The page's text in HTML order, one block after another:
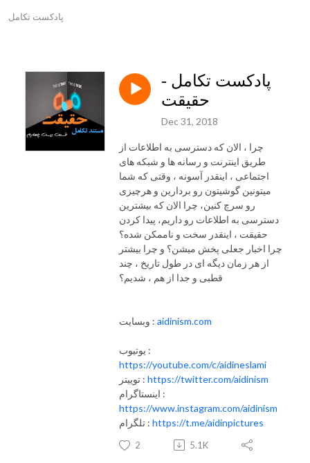
پادکست تکامل
پادکست تکامل -
حقیقت
Dec 31, 2018
چرا ، الان که دسترسی به اطلاعات از
طریق اینترنت و رسانه ها و شبکه های
اجتماعی ، اینقدر آسونه ، وقتی که شما
میتونین گوشیتون رو بردارین و هرچیزی
رو سرچ کنین، چرا الان که بیشترین
دسترسی به اطلاعات رو داریم، پیدا کردن
حقیقت ، اینقدر سخت و ناممکن شده؟
چرا اخبار جعلی پخش میشن؟ و چرا بیشتر
از هر زمان دیگه ای در طول تاریخ ، چند
قطبی و جدا از هم ، شدیم؟
وبسایت : aidinism.com
یوتیوب :
https://youtube.com/c/aidineslami
توییتر : https://twitter.com/aidinism
اینستاگرام :
https://www.instagram.com/aidinism
تلگرام : https://t.me/aidinpictures
2 5.1K